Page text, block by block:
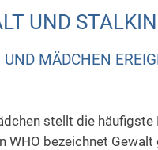
UND
UND MÄDCHEN
stellt die
bezeichnet